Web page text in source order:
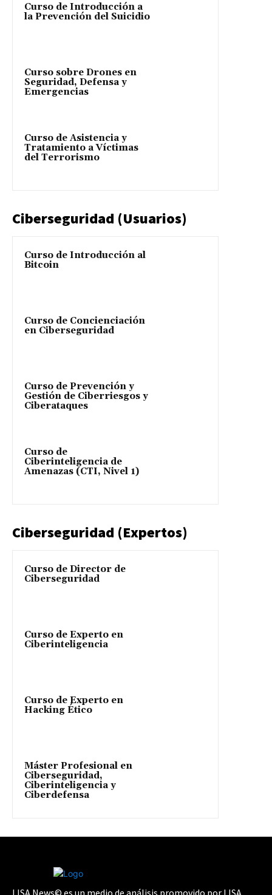
Curso de Introducción a
la Prevención del Suicidio
Curso sobre Drones en
Seguridad, Defensa y
Emergencias
Curso de Asistencia y
Tratamiento a Víctimas
del Terrorismo
Ciberseguridad (Usuarios)
Curso de Introducción al
Bitcoin
Curso de Concienciación
en Ciberseguridad
Curso de Prevención y
Gestión de Ciberriesgos y
Ciberataques
Curso de
Ciberinteligencia de
Amenazas (CTI, Nivel 1)
Ciberseguridad (Expertos)
Curso de Director de
Ciberseguridad
Curso de Experto en
Ciberinteligencia
Curso de Experto en
Hacking Ético
Máster Profesional en
Ciberseguridad,
Ciberinteligencia y
Ciberdefensa
LISA News© es un medio de análisis promovido por LISA